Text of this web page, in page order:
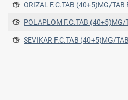
ORIZAL F.C.TAB (40+5)MG/TAB
POLAPLOM F.C.TAB (40+5)MG/TAB BT X 28
SEVIKAR F.C.TAB (40+5)MG/